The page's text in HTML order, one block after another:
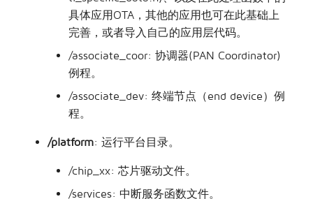
具体应用OTA，其他的应用也可在此基础上
完善，或者导入自己的应用层代码。
/associate_coor: 协调器(PAN Coordinator)
例程。
/associate_dev: 终端节点（end device）例
程。
/platform: 运行平台目录。
/chip_xx: 芯片驱动文件。
/services: 中断服务函数文件。